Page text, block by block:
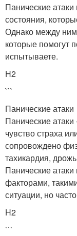
Панические
состояния,
Однако между
которые помогут
испытываете.
H2
```
Панические атаки
Панические
чувство страха
сопровождено
тахикардия,
Панические
факторами,
ситуации, но
H2
```